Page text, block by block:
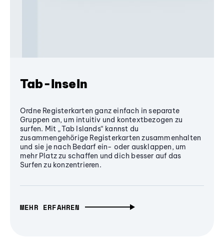
Tab-Inseln
Ordne Registerkarten ganz einfach in separate
Gruppen an, um intuitiv und kontextbezogen zu
surfen. Mit „Tab Islands“ kannst du
zusammengehörige Registerkarten zusammenhalten
und sie je nach Bedarf ein- oder ausklappen, um
mehr Platz zu schaffen und dich besser auf das
Surfen zu konzentrieren.
MEHR ERFAHREN